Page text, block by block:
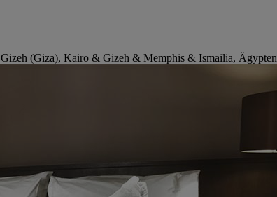
Gizeh (Giza), Kairo & Gizeh & Memphis & Ismailia, Ägypten